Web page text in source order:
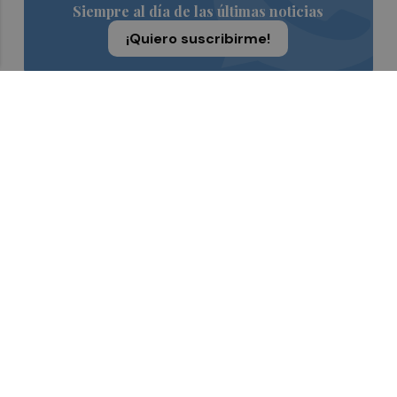
Siempre al día de las últimas noticias
¡Quiero suscribirme!